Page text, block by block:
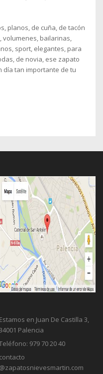
planos, de cuña, de tacón
volumenes, bailarinas,
sport, elegantes, para
de novia, ese zapato
día tan importante de tu
Estamos en Juan De Castilla 3,
Palencia
979 70 20 40
contacto
@zapatosnievesmartin.com